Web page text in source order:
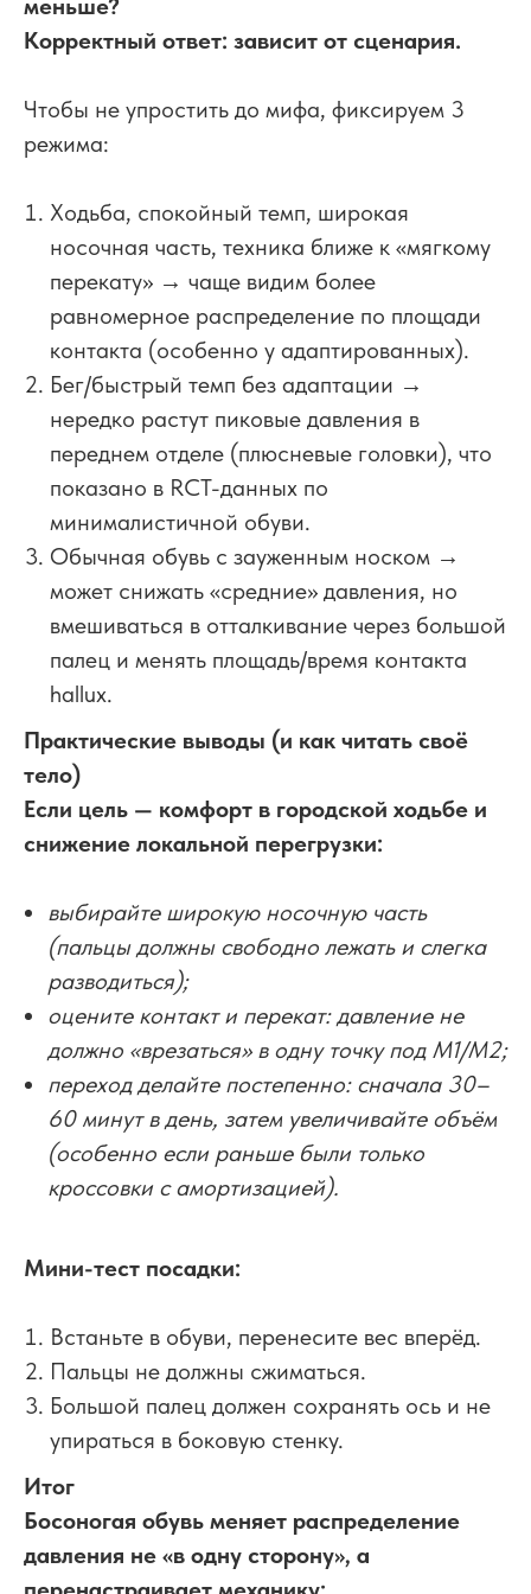
меньше?
Корректный ответ: зависит от сценария.
Чтобы не упростить до мифа, фиксируем 3
режима:
Ходьба, спокойный темп, широкая
носочная часть, техника ближе к «мягкому
перекату» → чаще видим более
равномерное распределение по площади
контакта (особенно у адаптированных).
Бег/быстрый темп без адаптации →
нередко растут пиковые давления в
переднем отделе (плюсневые головки), что
показано в RCT-данных по
минималистичной обуви.
Обычная обувь с зауженным носком →
может снижать «средние» давления, но
вмешиваться в отталкивание через большой
палец и менять площадь/время контакта
hallux.
Практические выводы (и как читать своё
тело)
Если цель — комфорт в городской ходьбе и
снижение локальной перегрузки:
выбирайте широкую носочную часть
(пальцы должны свободно лежать и слегка
разводиться);
оцените контакт и перекат: давление не
должно «врезаться» в одну точку под M1/M2;
переход делайте постепенно: сначала 30–
60 минут в день, затем увеличивайте объём
(особенно если раньше были только
кроссовки с амортизацией).
Мини-тест посадки:
Встаньте в обуви, перенесите вес вперёд.
Пальцы не должны сжиматься.
Большой палец должен сохранять ось и не
упираться в боковую стенку.
Итог
Босоногая обувь меняет распределение
давления не «в одну сторону», а